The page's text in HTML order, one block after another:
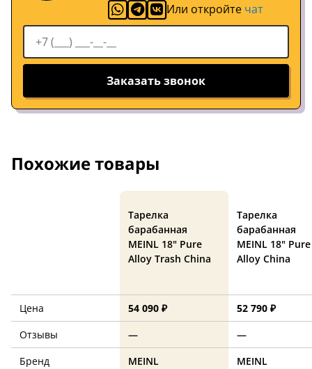
Или откройте чат
Заказать звонок
Похожие товары
Тарелка
барабанная
MEINL 18" Pure
Alloy Trash China
Тарелка
барабанная
MEINL 18" Pure
Alloy China
Цена 54 090 ₽
52 790 ₽
Отзывы
—
—
Бренд
MEINL
MEINL